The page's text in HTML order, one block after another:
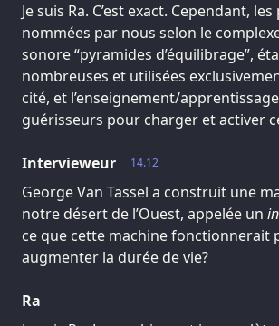
Je suis Ra. C’est exact. Cependant,
nommées par nous selon le
sonore “pyramides d’équilibrage”,
nombreuses et utilisées
cité, et l’enseignement/
guérisseurs pour charger et activer
14.12
Intervieweur
George Van Tassel a construit une
notre désert de l’Ouest, appelée un
ce que cette machine fonctionnerait
augmenter la durée de vie?
Ra